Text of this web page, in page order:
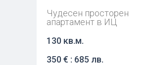
Чудесен просторен
апартамент в ИЦ
130 кв.м.
350 € : 685 лв.